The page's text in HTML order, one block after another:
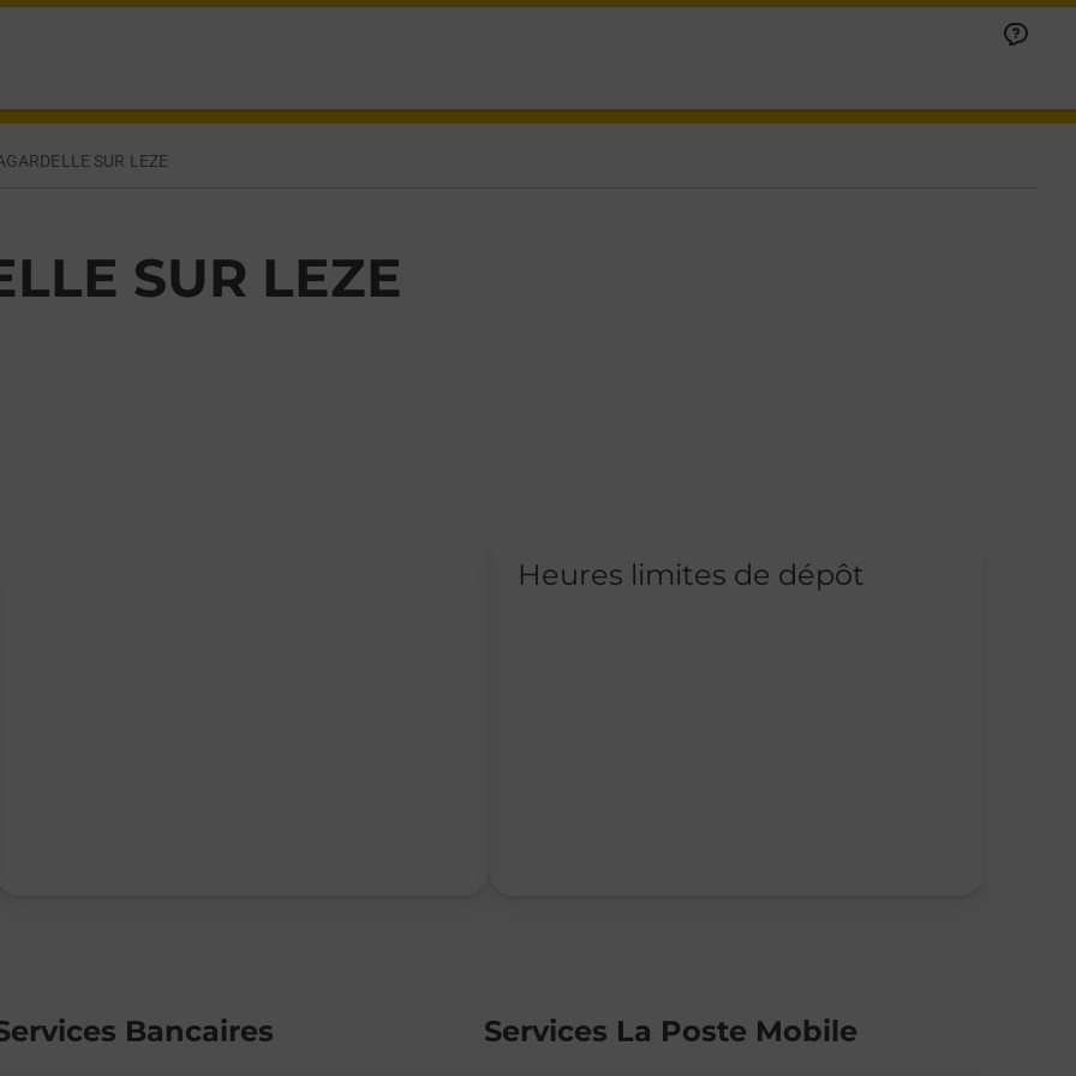
SUR LEZE
SUR LEZE
Heures limites de dépôt
Bancaires Services La Poste Mobile
LEZE,